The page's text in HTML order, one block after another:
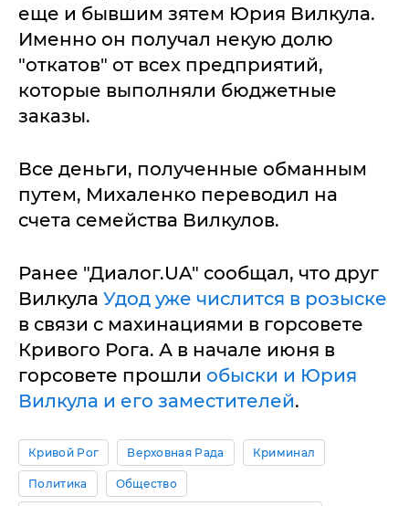
еще и бывшим зятем Юрия Вилкула.
Именно он получал некую долю
"откатов" от всех предприятий,
которые выполняли бюджетные
заказы.
Все деньги, полученные обманным
путем, Михаленко переводил на
счета семейства Вилкулов.
Ранее "Диалог.UA" сообщал, что друг
Вилкула Удод уже числится в розыске
в связи с махинациями в горсовете
Кривого Рога. А в начале июня в
горсовете прошли обыски и Юрия
Вилкула и его заместителей.
Кривой Рог Верховная Рада Криминал
Политика Общество